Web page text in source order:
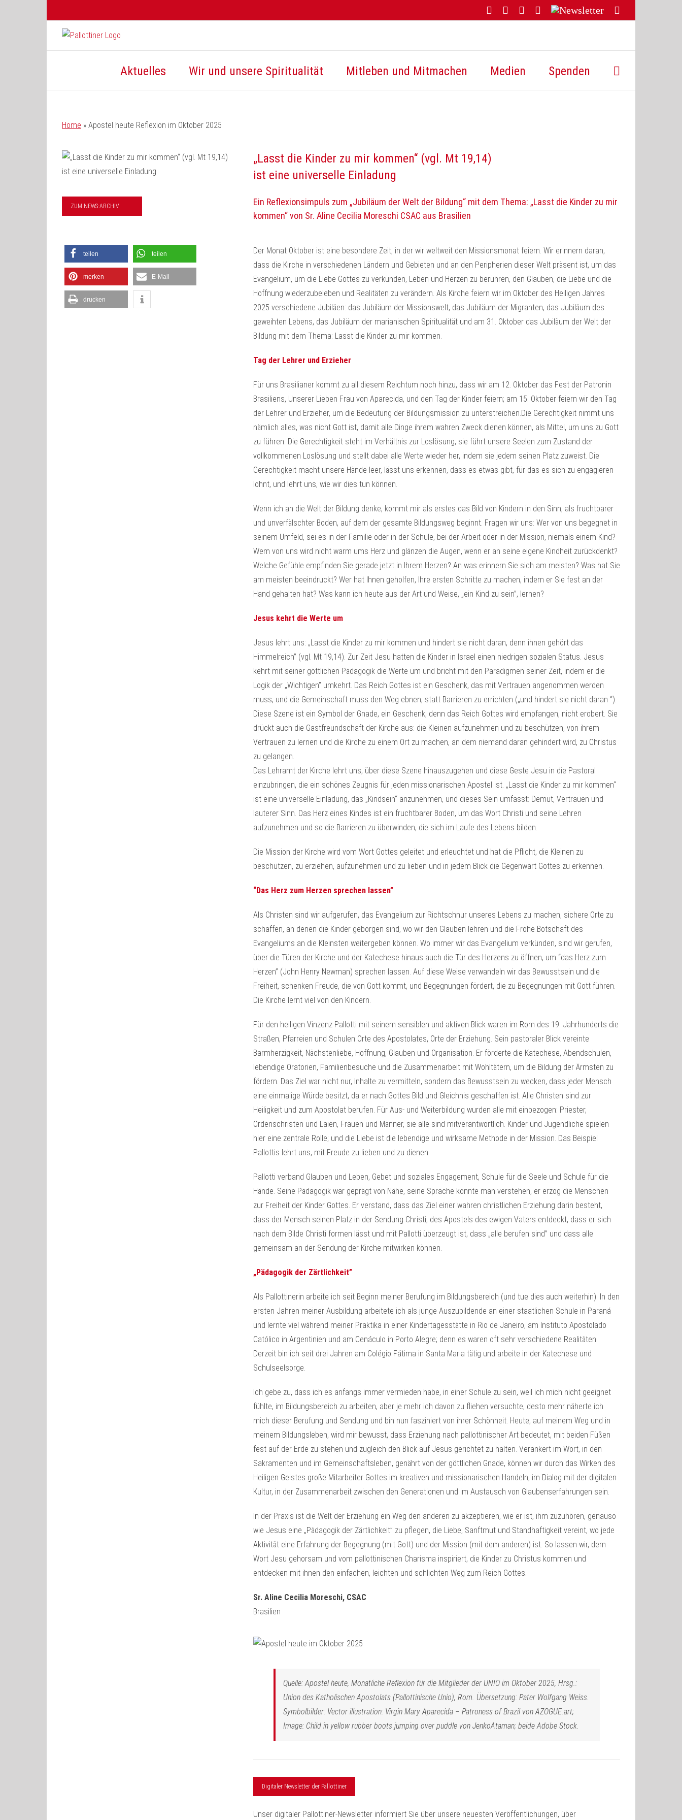
FacebookYouTubeInstagram
Threads
Newsletter
Mail
Aktuelles Wir und unsere Spiritualität Mitleben und Mitmachen Medien Spenden
Home » Apostel heute Reflexion im Oktober 2025
ZUM NEWS-ARCHIV
teilen teilen
merken E-Mail
drucken
„Lasst die Kinder zu mir kommen“ (vgl. Mt 19,14)
ist eine universelle Einladung
Ein Reflexionsimpuls zum „Jubiläum der Welt der Bildung“ mit dem Thema: „Lasst die Kinder zu mir
kommen“ von Sr. Aline Cecilia Moreschi CSAC aus Brasilien
Der Monat Oktober ist eine besondere Zeit, in der wir weltweit den Missionsmonat feiern. Wir erinnern daran,
dass die Kirche in verschiedenen Ländern und Gebieten und an den Peripherien dieser Welt präsent ist, um das
Evangelium, um die Liebe Gottes zu verkünden, Leben und Herzen zu berühren, den Glauben, die Liebe und die
Hoffnung wiederzubeleben und Realitäten zu verändern. Als Kirche feiern wir im Oktober des Heiligen Jahres
2025 verschiedene Jubiläen: das Jubiläum der Missionswelt, das Jubiläum der Migranten, das Jubiläum des
geweihten Lebens, das Jubiläum der marianischen Spiritualität und am 31. Oktober das Jubiläum der Welt der
Bildung mit dem Thema: Lasst die Kinder zu mir kommen.
Tag der Lehrer und Erzieher
Für uns Brasilianer kommt zu all diesem Reichtum noch hinzu, dass wir am 12. Oktober das Fest der Patronin
Brasiliens, Unserer Lieben Frau von Aparecida, und den Tag der Kinder feiern; am 15. Oktober feiern wir den Tag
der Lehrer und Erzieher, um die Bedeutung der Bildungsmission zu unterstreichen.Die Gerechtigkeit nimmt uns
nämlich alles, was nicht Gott ist, damit alle Dinge ihrem wahren Zweck dienen können, als Mittel, um uns zu Gott
zu führen. Die Gerechtigkeit steht im Verhältnis zur Loslösung; sie führt unsere Seelen zum Zustand der
vollkommenen Loslösung und stellt dabei alle Werte wieder her, indem sie jedem seinen Platz zuweist. Die
Gerechtigkeit macht unsere Hände leer, lässt uns erkennen, dass es etwas gibt, für das es sich zu engagieren
lohnt, und lehrt uns, wie wir dies tun können.
Wenn ich an die Welt der Bildung denke, kommt mir als erstes das Bild von Kindern in den Sinn, als fruchtbarer
und unverfälschter Boden, auf dem der gesamte Bildungsweg beginnt. Fragen wir uns: Wer von uns begegnet in
seinem Umfeld, sei es in der Familie oder in der Schule, bei der Arbeit oder in der Mission, niemals einem Kind?
Wem von uns wird nicht warm ums Herz und glänzen die Augen, wenn er an seine eigene Kindheit zurückdenkt?
Welche Gefühle empfinden Sie gerade jetzt in Ihrem Herzen? An was erinnern Sie sich am meisten? Was hat Sie
am meisten beeindruckt? Wer hat Ihnen geholfen, Ihre ersten Schritte zu machen, indem er Sie fest an der
Hand gehalten hat? Was kann ich heute aus der Art und Weise, „ein Kind zu sein”, lernen?
Jesus kehrt die Werte um
Jesus lehrt uns: „Lasst die Kinder zu mir kommen und hindert sie nicht daran, denn ihnen gehört das
Himmelreich” (vgl. Mt 19,14). Zur Zeit Jesu hatten die Kinder in Israel einen niedrigen sozialen Status. Jesus
kehrt mit seiner göttlichen Pädagogik die Werte um und bricht mit den Paradigmen seiner Zeit, indem er die
Logik der „Wichtigen” umkehrt. Das Reich Gottes ist ein Geschenk, das mit Vertrauen angenommen werden
muss, und die Gemeinschaft muss den Weg ebnen, statt Barrieren zu errichten („und hindert sie nicht daran “).
Diese Szene ist ein Symbol der Gnade, ein Geschenk, denn das Reich Gottes wird empfangen, nicht erobert. Sie
drückt auch die Gastfreundschaft der Kirche aus: die Kleinen aufzunehmen und zu beschützen, von ihrem
Vertrauen zu lernen und die Kirche zu einem Ort zu machen, an dem niemand daran gehindert wird, zu Christus
zu gelangen.
Das Lehramt der Kirche lehrt uns, über diese Szene hinauszugehen und diese Geste Jesu in die Pastoral
einzubringen, die ein schönes Zeugnis für jeden missionarischen Apostel ist. „Lasst die Kinder zu mir kommen“
ist eine universelle Einladung, das „Kindsein“ anzunehmen, und dieses Sein umfasst: Demut, Vertrauen und
lauterer Sinn. Das Herz eines Kindes ist ein fruchtbarer Boden, um das Wort Christi und seine Lehren
aufzunehmen und so die Barrieren zu überwinden, die sich im Laufe des Lebens bilden.
Die Mission der Kirche wird vom Wort Gottes geleitet und erleuchtet und hat die Pflicht, die Kleinen zu
beschützen, zu erziehen, aufzunehmen und zu lieben und in jedem Blick die Gegenwart Gottes zu erkennen.
“Das Herz zum Herzen sprechen lassen”
Als Christen sind wir aufgerufen, das Evangelium zur Richtschnur unseres Lebens zu machen, sichere Orte zu
schaffen, an denen die Kinder geborgen sind, wo wir den Glauben lehren und die Frohe Botschaft des
Evangeliums an die Kleinsten weitergeben können. Wo immer wir das Evangelium verkünden, sind wir gerufen,
über die Türen der Kirche und der Katechese hinaus auch die Tür des Herzens zu öffnen, um “das Herz zum
Herzen” (John Henry Newman) sprechen lassen. Auf diese Weise verwandeln wir das Bewusstsein und die
Freiheit, schenken Freude, die von Gott kommt, und Begegnungen fördert, die zu Begegnungen mit Gott führen.
Die Kirche lernt viel von den Kindern.
Für den heiligen Vinzenz Pallotti mit seinem sensiblen und aktiven Blick waren im Rom des 19. Jahrhunderts die
Straßen, Pfarreien und Schulen Orte des Apostolates, Orte der Erziehung. Sein pastoraler Blick vereinte
Barmherzigkeit, Nächstenliebe, Hoffnung, Glauben und Organisation. Er förderte die Katechese, Abendschulen,
lebendige Oratorien, Familienbesuche und die Zusammenarbeit mit Wohltätern, um die Bildung der Ärmsten zu
fördern. Das Ziel war nicht nur, Inhalte zu vermitteln, sondern das Bewusstsein zu wecken, dass jeder Mensch
eine einmalige Würde besitzt, da er nach Gottes Bild und Gleichnis geschaffen ist. Alle Christen sind zur
Heiligkeit und zum Apostolat berufen. Für Aus- und Weiterbildung wurden alle mit einbezogen: Priester,
Ordenschristen und Laien, Frauen und Männer, sie alle sind mitverantwortlich. Kinder und Jugendliche spielen
hier eine zentrale Rolle; und die Liebe ist die lebendige und wirksame Methode in der Mission. Das Beispiel
Pallottis lehrt uns, mit Freude zu lieben und zu dienen.
Pallotti verband Glauben und Leben, Gebet und soziales Engagement, Schule für die Seele und Schule für die
Hände. Seine Pädagogik war geprägt von Nähe, seine Sprache konnte man verstehen, er erzog die Menschen
zur Freiheit der Kinder Gottes. Er verstand, dass das Ziel einer wahren christlichen Erziehung darin besteht,
dass der Mensch seinen Platz in der Sendung Christi, des Apostels des ewigen Vaters entdeckt, dass er sich
nach dem Bilde Christi formen lässt und mit Pallotti überzeugt ist, dass „alle berufen sind” und dass alle
gemeinsam an der Sendung der Kirche mitwirken können.
„Pädagogik der Zärtlichkeit”
Als Pallottinerin arbeite ich seit Beginn meiner Berufung im Bildungsbereich (und tue dies auch weiterhin). In den
ersten Jahren meiner Ausbildung arbeitete ich als junge Auszubildende an einer staatlichen Schule in Paraná
und lernte viel während meiner Praktika in einer Kindertagesstätte in Rio de Janeiro, am Instituto Apostolado
Católico in Argentinien und am Cenáculo in Porto Alegre; denn es waren oft sehr verschiedene Realitäten.
Derzeit bin ich seit drei Jahren am Colégio Fátima in Santa Maria tätig und arbeite in der Katechese und
Schulseelsorge.
Ich gebe zu, dass ich es anfangs immer vermieden habe, in einer Schule zu sein, weil ich mich nicht geeignet
fühlte, im Bildungsbereich zu arbeiten, aber je mehr ich davon zu fliehen versuchte, desto mehr näherte ich
mich dieser Berufung und Sendung und bin nun fasziniert von ihrer Schönheit. Heute, auf meinem Weg und in
meinem Bildungsleben, wird mir bewusst, dass Erziehung nach pallottinischer Art bedeutet, mit beiden Füßen
fest auf der Erde zu stehen und zugleich den Blick auf Jesus gerichtet zu halten. Verankert im Wort, in den
Sakramenten und im Gemeinschaftsleben, genährt von der göttlichen Gnade, können wir durch das Wirken des
Heiligen Geistes große Mitarbeiter Gottes im kreativen und missionarischen Handeln, im Dialog mit der digitalen
Kultur, in der Zusammenarbeit zwischen den Generationen und im Austausch von Glaubenserfahrungen sein.
In der Praxis ist die Welt der Erziehung ein Weg den anderen zu akzeptieren, wie er ist, ihm zuzuhören, genauso
wie Jesus eine „Pädagogik der Zärtlichkeit” zu pflegen, die Liebe, Sanftmut und Standhaftigkeit vereint, wo jede
Aktivität eine Erfahrung der Begegnung (mit Gott) und der Mission (mit dem anderen) ist. So lassen wir, dem
Wort Jesu gehorsam und vom pallottinischen Charisma inspiriert, die Kinder zu Christus kommen und
entdecken mit ihnen den einfachen, leichten und schlichten Weg zum Reich Gottes.
Sr. Aline Cecilia Moreschi, CSAC
Brasilien
Quelle: Apostel heute, Monatliche Reflexion für die Mitglieder der UNIO im Oktober 2025, Hrsg.:
Union des Katholischen Apostolats (Pallottinische Unio), Rom. Übersetzung: Pater Wolfgang Weiss.
Symbolbilder: Vector illustration: Virgin Mary Aparecida – Patroness of Brazil von AZOGUE.art;
Image: Child in yellow rubber boots jumping over puddle von JenkoAtaman; beide Adobe Stock.
Digitaler Newsletter der Pallottiner
Unser digitaler Pallottiner-Newsletter informiert Sie über unsere neuesten Veröffentlichungen, über